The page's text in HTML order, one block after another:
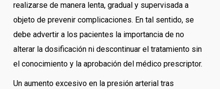
realizarse de manera lenta, gradual y supervisada a
objeto de prevenir complicaciones. En tal sentido, se
debe advertir a los pacientes la importancia de no
alterar la dosificación ni descontinuar el tratamiento sin
el conocimiento y la aprobación del médico prescriptor.
Un aumento excesivo en la presión arterial tras